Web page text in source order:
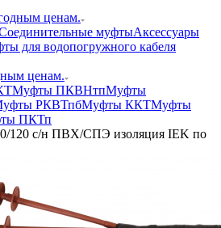
ценам.
муфтыАксессуары
для водопогружного кабеля
ценам.
Муфты ПКВНтпМуфты
РКВТпбМуфты ККТМуфты
ПКТп
120 с/н ПВХ/СПЭ изоляция IEK по